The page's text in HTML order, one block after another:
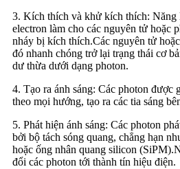
3. Kích thích và khử kích thích: Năng
electron làm cho các nguyên tử hoặc
nháy bị kích thích.Các nguyên tử
đó nhanh chóng trở lại trạng thái cơ
dư thừa dưới dạng photon.
4. Tạo ra ánh sáng: Các photon được
theo mọi hướng, tạo ra các tia sáng
5. Phát hiện ánh sáng: Các photon
bởi bộ tách sóng quang, chẳng hạn
hoặc ống nhân quang silicon
đổi các photon tới thành tín hiệu điện.